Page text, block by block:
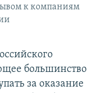
к компаниям
большинство
за оказание